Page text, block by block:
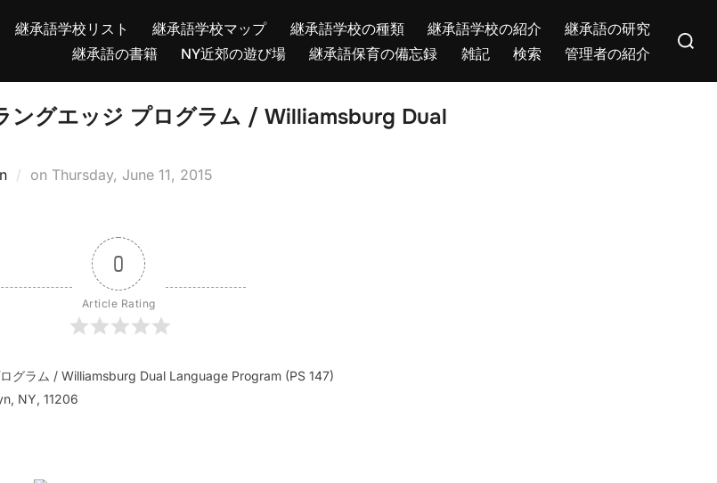
継承語学校リスト 継承語学校マップ 継承語学校の種類 継承語学校の紹介
継承語の研究
継承語の書籍
NY近郊の遊び場 継承語保育の備忘録 雑記 検索 管理者の紹介
for:
ングエッジ プログラム / Williamsburg Dual
on Posted
Thursday, June 11, 2015
0
Article Rating
ラム / Williamsburg Dual Language Program (PS 147)
NY, 11206